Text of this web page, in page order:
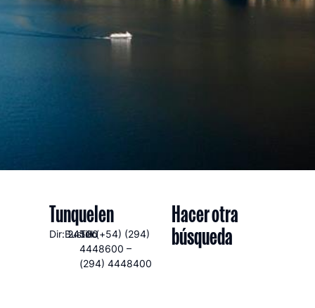
Tunquelen
Dir:Bustillo
24500
Tel:(+54) (294)
4448600 –
(294) 4448400
Hacer otra
búsqueda